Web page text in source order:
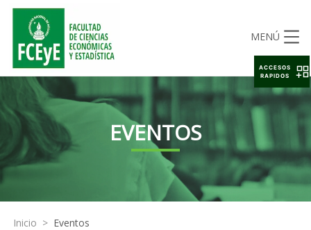
MENÚ
EVENTOS
Inicio > Eventos
ACCESOS
RAPIDOS